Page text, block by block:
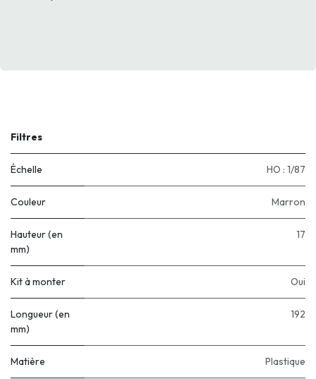
Filtres
Échelle HO : 1/87
Couleur Marron
Hauteur (en
mm)
17
Kit à monter Oui
Longueur (en
mm)
192
Matière Plastique